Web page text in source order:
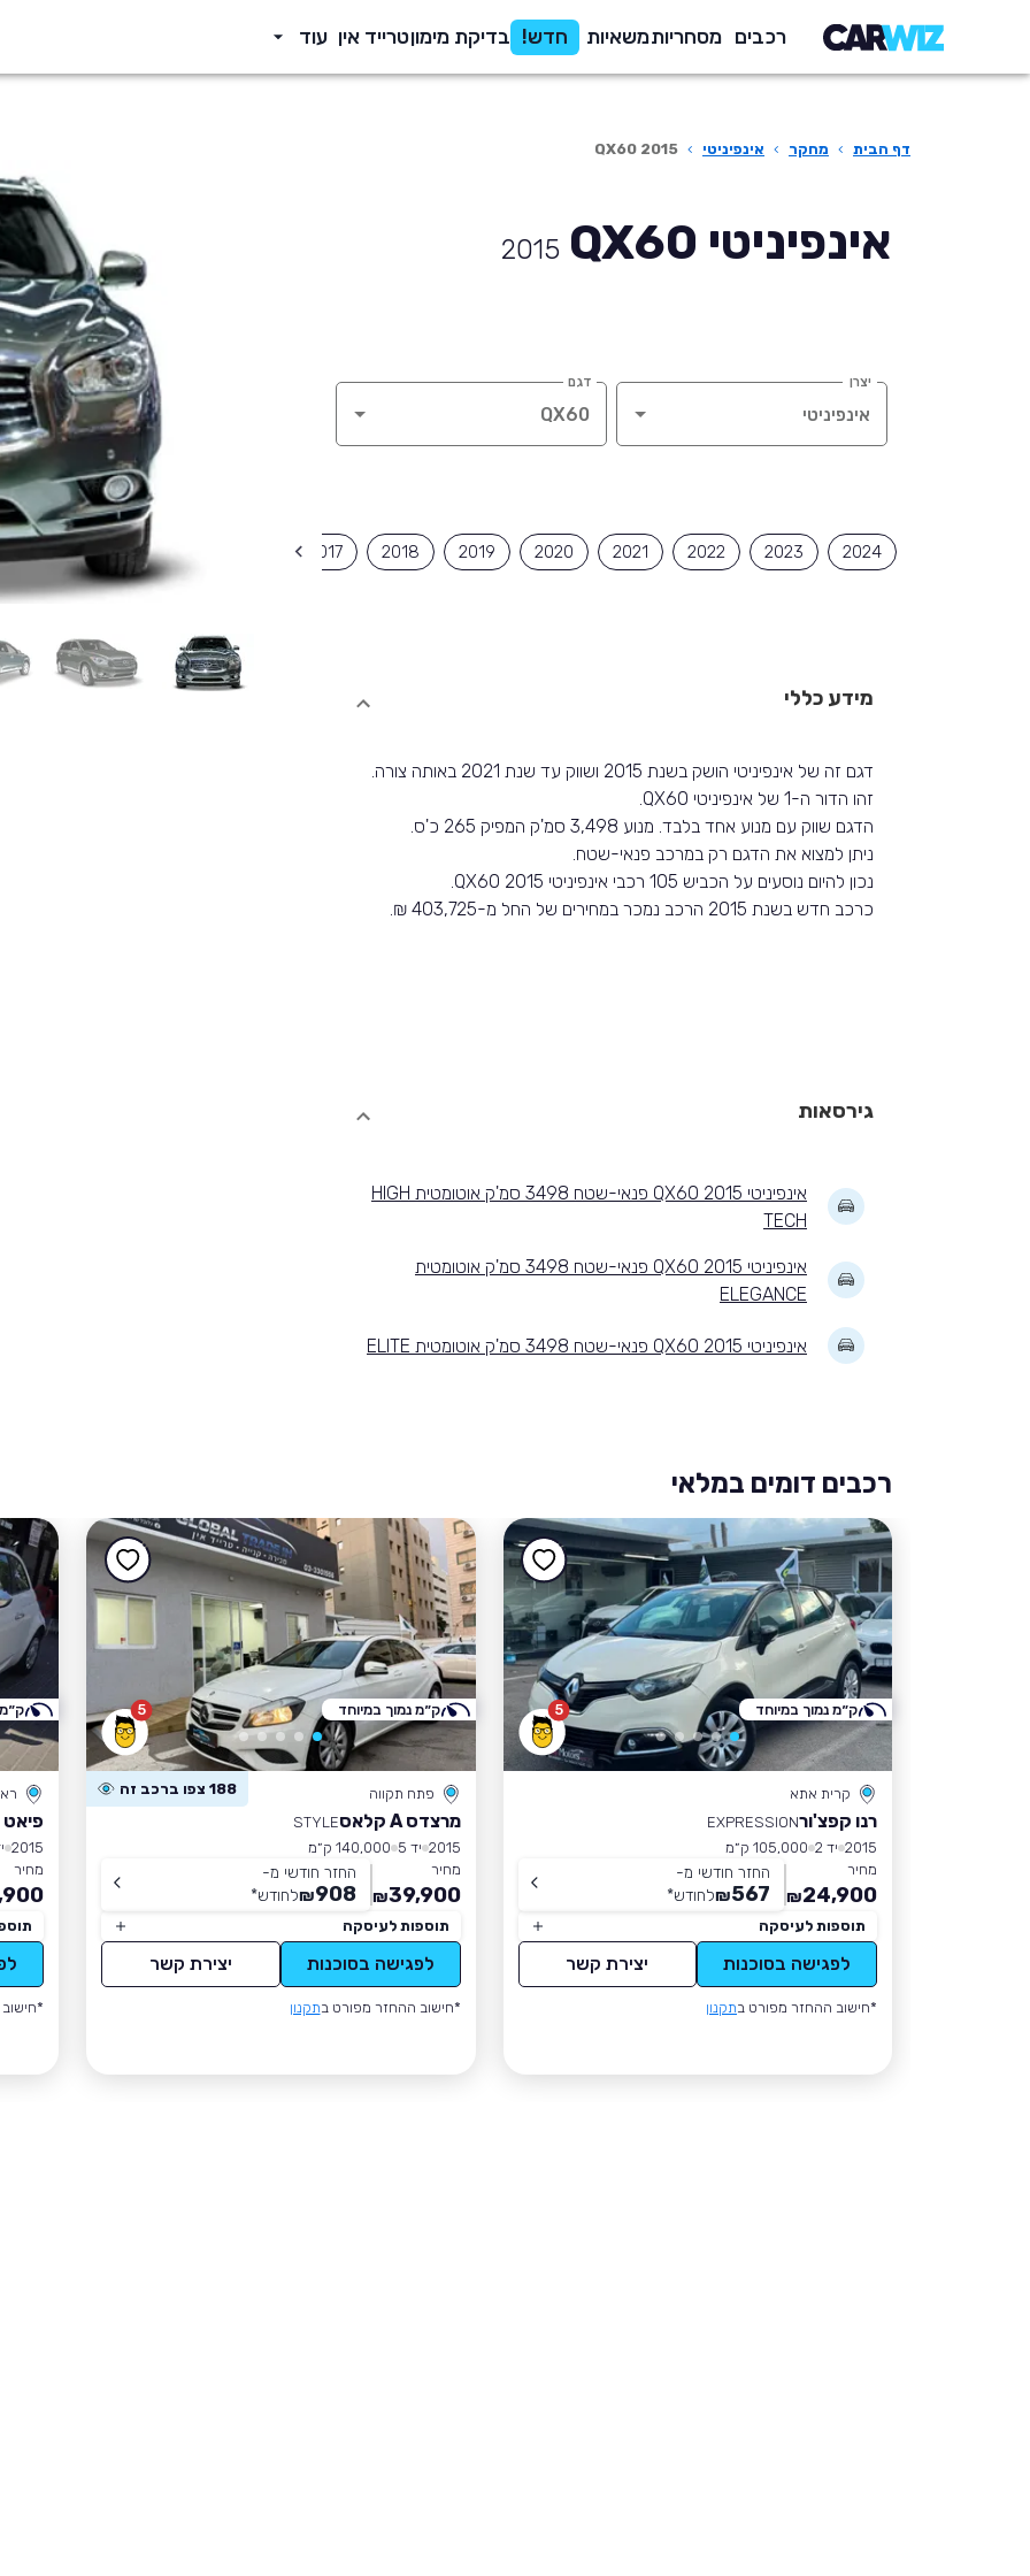
רכבים מסחריותמשאיות חדש! בדיקת מימוןטרייד אין עוד
דף הבית › מחקר › אינפיניטי ›
QX60 2015
אינפיניטי QX60 2015
יצרן דגם
2024
2023
2022
2021
2020
2019
2018
2017
2015
מידע כללי
דגם זה של אינפיניטי הושק בשנת 2015 ושווק עד שנת 2021 באותה צורה.
זהו הדור ה-1 של אינפיניטי QX60.
הדגם שווק עם מנוע אחד בלבד. מנוע 3,498 סמ'ק המפיק 265 כ'ס.
ניתן למצוא את הדגם רק במרכב פנאי-שטח.
נכון להיום נוסעים על הכביש 105 רכבי אינפיניטי QX60 2015.
כרכב חדש בשנת 2015 הרכב נמכר במחירים של החל מ-403,725 ₪.
גירסאות
אינפיניטי QX60 2015 פנאי-שטח 3498 סמ'ק אוטומטית HIGH
TECH
אינפיניטי QX60 2015 פנאי-שטח 3498 סמ'ק אוטומטית
ELEGANCE
אינפיניטי QX60 2015 פנאי-שטח 3498 סמ'ק אוטומטית ELITE
רכבים דומים במלאי
5
קרית אתא
רנו קפצ'ורEXPRESSION
2015 יד 2
105,000 ק״מ
מחיר
24,900
₪
החזר חודשי מ-
567
₪לחודש*
תוספות לעיסקה
לפגישה בסוכנות יצירת קשר
*חישוב ההחזר מפורט בתקנון
ק״מ נמוך במיוחד 5
פתח תקווה 188 צפו ברכב זה
מרצדס A קלאס
STYLE
2015 יד 5
140,000 ק״מ
מחיר
39,900
₪
החזר חודשי מ-
908
₪לחודש*
תוספות לעיסקה
לפגישה בסוכנות יצירת קשר
*חישוב ההחזר מפורט בתקנון
ק״מ נמוך במיוחד
פיאט 500
2015
מחיר